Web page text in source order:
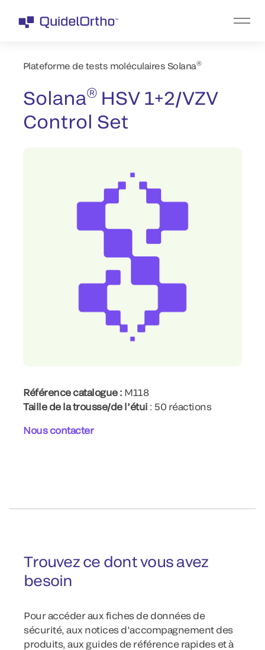
Plateforme de tests moléculaires Solana®
Solana® HSV 1+2/VZV
Control Set
Référence catalogue : M118
Taille de la trousse/de l’étui : 50 réactions
Nous contacter
Trouvez ce dont vous avez
besoin
Pour accéder aux fiches de données de
sécurité, aux notices d’accompagnement des
produits, aux guides de référence rapides et à